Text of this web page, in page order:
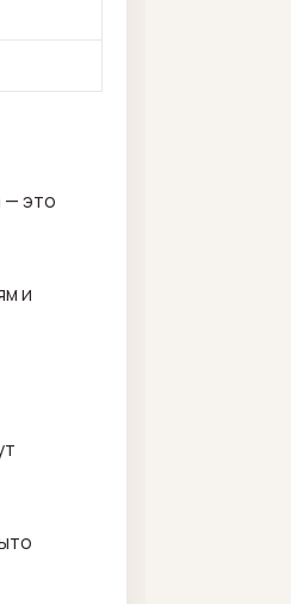
— это
и